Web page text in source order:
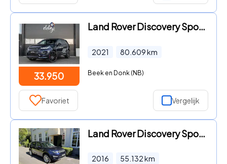
33.950
Land Rover Discovery Sport - P300e 1.5 R-Dynamic HSE 309PK|Nieuwe Accu|360 Camera|22 Inch
2021 80.609km
Beek en Donk (NB)
Favoriet Vergelijk
Land Rover Discovery Sport - 2.0 Si4 4WD, Memory, Meridian surround, Volleder
2016 55.132km